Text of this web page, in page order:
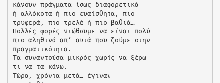
κάνουν πράγματα ίσως διαφορετικά
ή αλλόκοτα ή πιο ευαίσθητα, πιο
τρυφερά, πιο τρελά ή πιο βαθιά…
Πολλές φορές νιώθουμε να είναι πολύ
πιο αληθινά απ’ αυτά που ζούμε στην
πραγματικότητα.
Τα συναντούσα μικρός χωρίς να ξέρω
τι να τα κάνω.
Τώρα, χρόνια μετά… έγιναν